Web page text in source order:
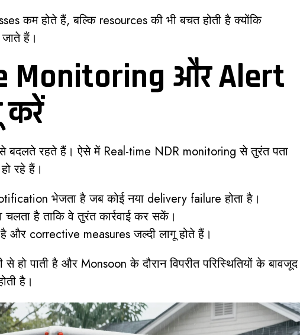
कम होते हैं, बल्कि resources की भी बचत होती है क्योंकि
हैं।
Monitoring और Alert
करें
बदलते रहते हैं। ऐसे में Real-time NDR monitoring से तुरंत पता
रहे हैं।
भेजता है जब कोई नया delivery failure होता है।
है ताकि वे तुरंत कार्रवाई कर सकें।
और corrective measures जल्दी लागू होते हैं।
हो पाती है और Monsoon के दौरान विपरीत परिस्थितियों के बावजूद
है।